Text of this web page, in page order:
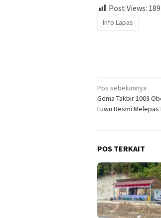
Post Views: 189
Info Lapas
Navigasi
pos
Pos sebelumnya
Gema Takbir 1003
Luwu Resmi
POS TERKAIT